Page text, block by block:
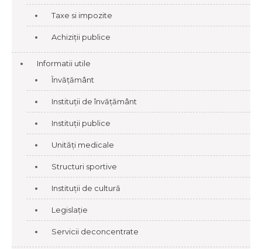
Taxe si impozite
Achiziții publice
Informatii utile
Învățământ
Instituții de învățământ
Instituții publice
Unități medicale
Structuri sportive
Instituții de cultură
Legislație
Servicii deconcentrate